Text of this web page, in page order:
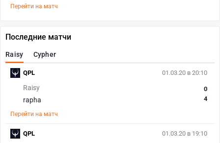
Перейти на матч
Последние матчи
Raisy Cypher
01.03.20 в 20:10
Raisy
rapha
0
4
Перейти на матч
QPL
01.03.20 в 19:10
QPL